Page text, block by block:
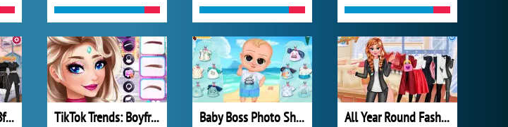
Soft Girl vs E-Girl Bffs Looks TikTok Trends: Boyfriend Fashion Baby Boss Photo Shoot All Year Round Fashion Addict Ice Princess